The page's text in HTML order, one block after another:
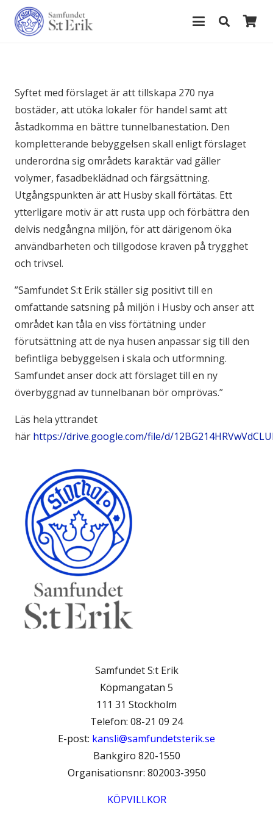
Syftet med förslaget är att tillskapa 270 nya
bostäder, att utöka lokaler för handel samt att
åstadkomma en bättre tunnelbanestation. Den
kompletterande bebyggelsen skall enligt förslaget
underordna sig områdets karaktär vad gäller
volymer, fasadbeklädnad och färgsättning.
Utgångspunkten är att Husby skall förtätas. Ett
ytterligare motiv är att rusta upp och förbättra den
delvis nedgångna miljön, för att därigenom öka
användbarheten och tillgodose kraven på trygghet
och trivsel.
”Samfundet S:t Erik ställer sig positivt till en
omfattande satsning på miljön i Husby och anser att
området kan tåla en viss förtätning under
förutsättning att de nya husen anpassar sig till den
befintliga bebyggelsen i skala och utformning.
Samfundet anser dock att förslaget till en ny
överbyggnad av tunnelbanan bör omprövas.”
Läs hela yttrandet
här https://drive.google.com/file/d/
Samfundet S:t Erik
Köpmangatan 5
111 31 Stockholm
Telefon: 08-21 09 24
E-post: kansli@samfundetsterik.se
Bankgiro 820-1550
Organisationsnr: 802003-3950
KÖPVILLKOR